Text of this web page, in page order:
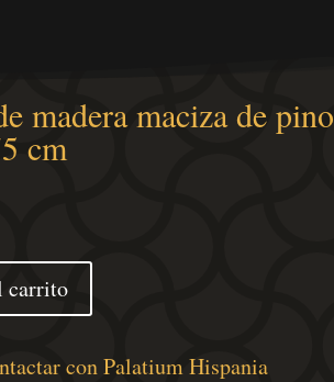
madera maciza de pino
cm
carrito
con Palatium Hispania